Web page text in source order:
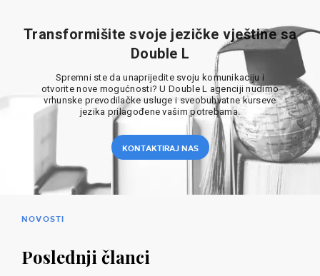
Transformišite svoje jezičke vještine sa
Double L
Spremni ste da unaprijedite svoju komunikaciju i
otvorite nove mogućnosti? U Double L agenciji nudimo
vrhunske prevodilačke usluge i sveobuhvatne kurseve
jezika prilagođene vašim potrebama.
KONTAKTIRAJ NAS
NOVOSTI
Poslednji članci